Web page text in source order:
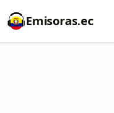
Emisoras.ec